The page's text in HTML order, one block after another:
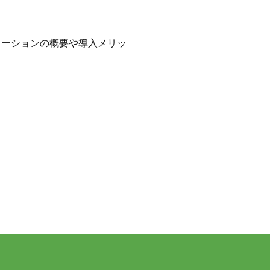
ションの概要や導入メリッ